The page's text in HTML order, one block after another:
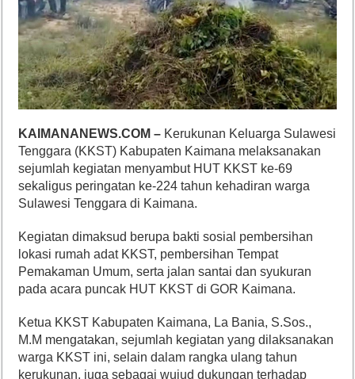
KAIMANANEWS.COM – Kerukunan Keluarga Sulawesi
Tenggara (KKST) Kabupaten Kaimana melaksanakan
sejumlah kegiatan menyambut HUT KKST ke-69
sekaligus peringatan ke-224 tahun kehadiran warga
Sulawesi Tenggara di Kaimana.
Kegiatan dimaksud berupa bakti sosial pembersihan
lokasi rumah adat KKST, pembersihan Tempat
Pemakaman Umum, serta jalan santai dan syukuran
pada acara puncak HUT KKST di GOR Kaimana.
Ketua KKST Kabupaten Kaimana, La Bania, S.Sos.,
M.M mengatakan, sejumlah kegiatan yang dilaksanakan
warga KKST ini, selain dalam rangka ulang tahun
kerukunan, juga sebagai wujud dukungan terhadap